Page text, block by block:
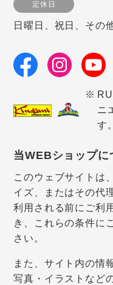
定休日
日曜日、祝日、その
ニ
す。
当WEBショップに
このウェブサイトは
イズ、またはその代
利用される前にご利
き、これらの条件に
さい。
また、サイト内の情
写真・イラストなど